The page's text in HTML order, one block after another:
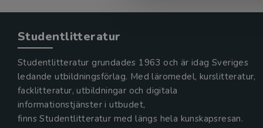
Studentlitteratur
Studentlitteratur grundades 1963 och är idag Sveriges
ledande utbildningsförlag. Med läromedel, kurslitteratur,
facklitteratur, utbildningar och digitala
informationstjänster i utbudet,
finns Studentlitteratur med längs hela kunskapsresan.